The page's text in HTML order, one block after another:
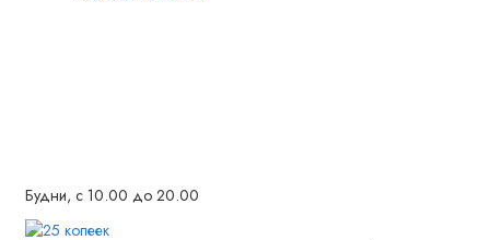
Будни, с 10.00 до 20.00